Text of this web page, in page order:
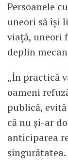
Persoanele
uneori să își
viață, uneori
deplin
„În practică
oameni
publică,
că nu și-ar
anticiparea
singurătatea.